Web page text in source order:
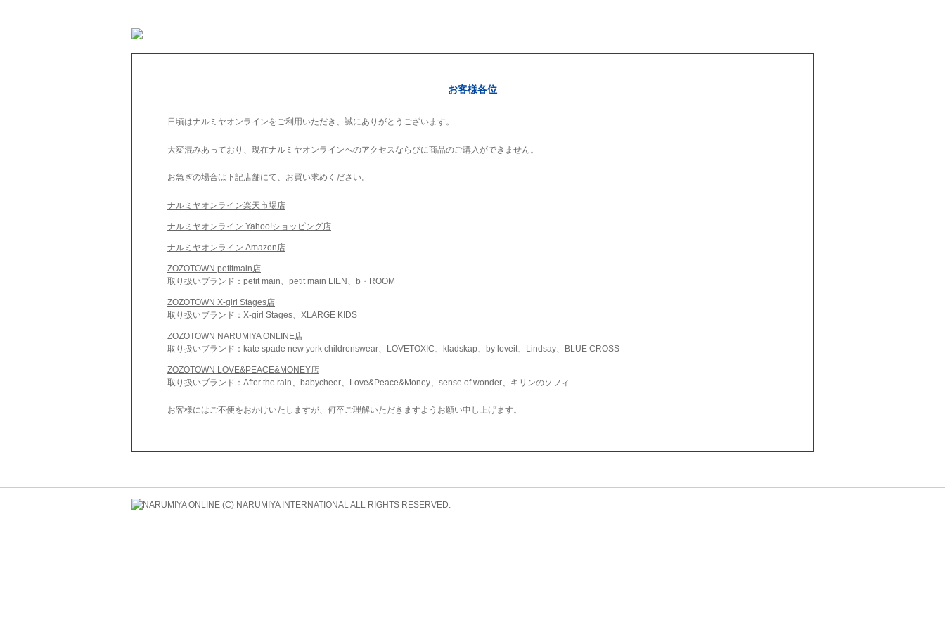
お客様各位
日頃はナルミヤオンラインをご利用いただき、誠にありがとうございます。
大変混みあっており、現在ナルミヤオンラインへのアクセスならびに商品のご購入ができません。
お急ぎの場合は下記店舗にて、お買い求めください。
ナルミヤオンライン楽天市場店
ナルミヤオンライン Yahoo!ショッピング店
ナルミヤオンライン Amazon店
ZOZOTOWN petitmain店
取り扱いブランド：petit main、petit main LIEN、b・ROOM
ZOZOTOWN X-girl Stages店
取り扱いブランド：X-girl Stages、XLARGE KIDS
ZOZOTOWN NARUMIYA ONLINE店
取り扱いブランド：kate spade new york childrenswear、LOVETOXIC、kladskap、by loveit、Lindsay、BLUE CROSS
ZOZOTOWN LOVE&PEACE&MONEY店
取り扱いブランド：After the rain、babycheer、Love&Peace&Money、sense of wonder、キリンのソフィ
お客様にはご不便をおかけいたしますが、何卒ご理解いただきますようお願い申し上げます。